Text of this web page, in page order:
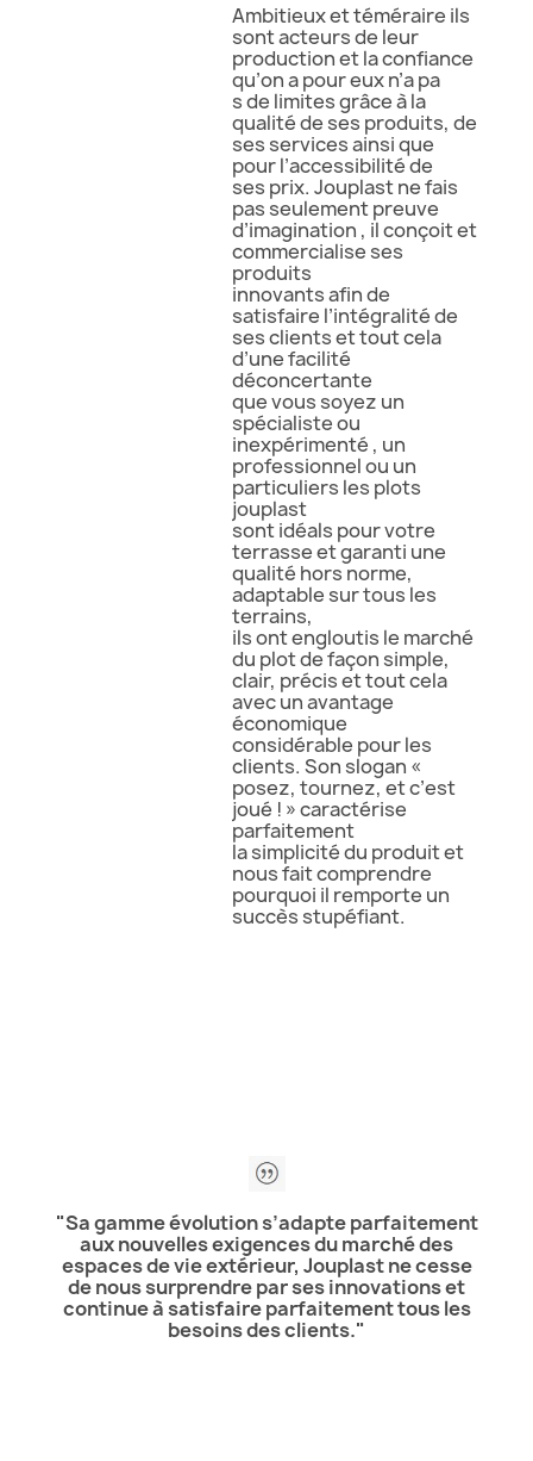
Ambitieux et téméraire ils
sont acteurs de leur
production et la confiance
qu’on a pour eux n’a pa
s de limites grâce à la
qualité de ses produits, de
ses services ainsi que
pour l’accessibilité de
ses prix. Jouplast ne fais
pas seulement preuve
d’imagination , il conçoit et
commercialise ses
produits
innovants afin de
satisfaire l’intégralité de
ses clients et tout cela
d’une facilité
déconcertante
que vous soyez un
spécialiste ou
inexpérimenté , un
professionnel ou un
particuliers les plots
jouplast
sont idéals pour votre
terrasse et garanti une
qualité hors norme,
adaptable sur tous les
terrains,
ils ont engloutis le marché
du plot de façon simple,
clair, précis et tout cela
avec un avantage
économique
considérable pour les
clients. Son slogan «
posez, tournez, et c’est
joué ! » caractérise
parfaitement
la simplicité du produit et
nous fait comprendre
pourquoi il remporte un
succès stupéfiant.
"Sa gamme évolution s’adapte parfaitement
aux nouvelles exigences du marché des
espaces de vie extérieur, Jouplast ne cesse
de nous surprendre par ses innovations et
continue à satisfaire parfaitement tous les
besoins des clients."